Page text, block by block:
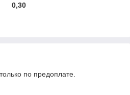
0,30
по предоплате.